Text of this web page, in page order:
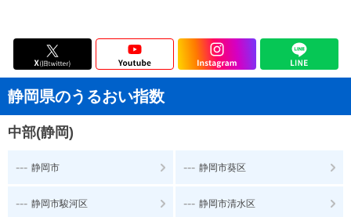
静岡県のうるおい指数
中部(静岡)
--- 静岡市 --- 静岡市葵区
--- 静岡市駿河区 --- 静岡市清水区